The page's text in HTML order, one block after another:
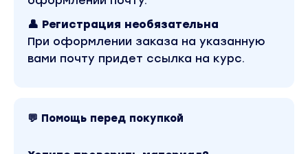
👤 Регистрация необязательна
При оформлении заказа на указанную
вами почту придет ссылка на курс.
💬 Помощь перед покупкой